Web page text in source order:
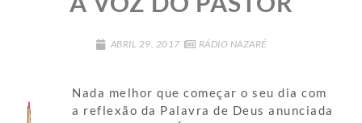
ABRIL 29, 2017 RÁDIO NAZARÉ
Nada melhor que começar o seu dia com
a reflexão da Palavra de Deus anunciada